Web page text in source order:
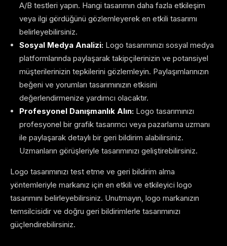
A/B testleri yapın. Hangi tasarımın daha fazla etkileşim
veya ilgi gördüğünü gözlemleyerek en etkili tasarımı
belirleyebilirsiniz.
Sosyal Medya Analizi: Logo tasarımınızı sosyal medya
platformlarında paylaşarak takipçilerinizin ve potansiyel
müşterilerinizin tepkilerini gözlemleyin. Paylaşımlarınızın
beğeni ve yorumları tasarımınızın etkisini
değerlendirmenize yardımcı olacaktır.
Profesyonel Danışmanlık Alın: Logo tasarımınızı
profesyonel bir grafik tasarımcı veya pazarlama uzmanı
ile paylaşarak detaylı bir geri bildirim alabilirsiniz.
Uzmanların görüşleriyle tasarımınızı geliştirebilirsiniz.
Logo tasarımınızı test etme ve geri bildirim alma
yöntemleriyle markanız için en etkili ve etkileyici logo
tasarımını belirleyebilirsiniz. Unutmayın, logo markanızın
temsilcisidir ve doğru geri bildirimlerle tasarımınızı
güçlendirebilirsiniz.